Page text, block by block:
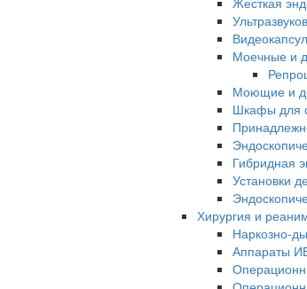
Моечные и
Моющие и
Шкафы для
Гибридная
Установки
Хирургия и
Наркозно-
Аппараты